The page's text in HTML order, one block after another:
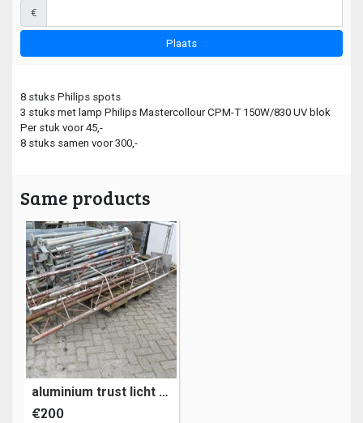
€
Plaats
8 stuks Philips spots
3 stuks met lamp Philips Mastercollour CPM-T 150W/830 UV blok
Per stuk voor 45,-
8 stuks samen voor 300,-
Same products
aluminium trust licht geluid steiger statief (A12)11
€200